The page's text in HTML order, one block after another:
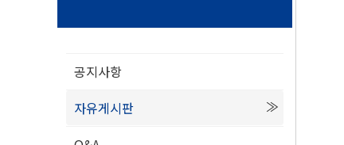
공지사항
자유게시판